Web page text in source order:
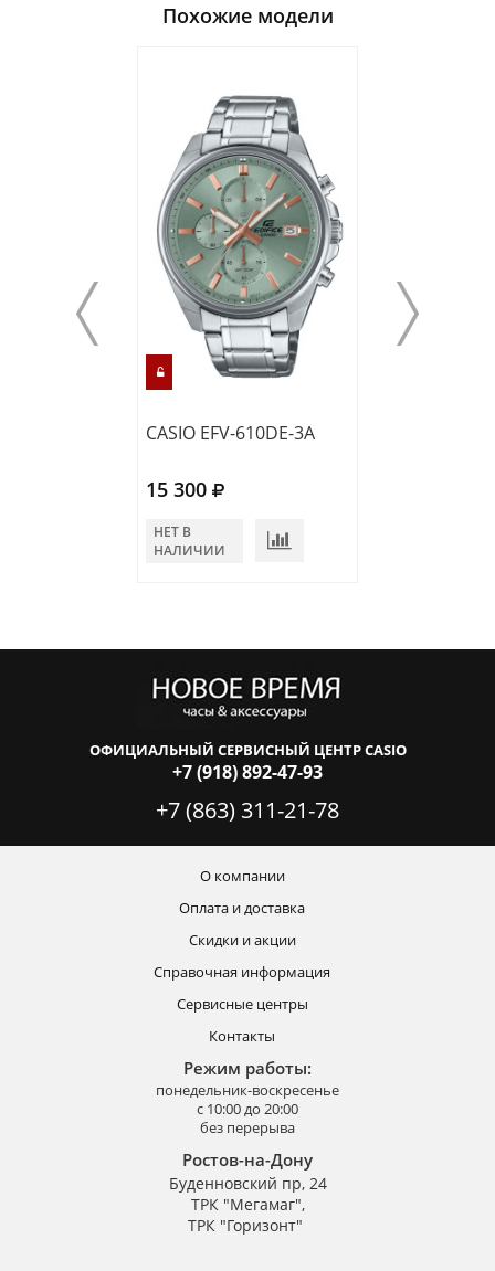
Похожие модели
CASIO EFV-610DE-3A
15 300
НЕТ В
НАЛИЧИИ
ОФИЦИАЛЬНЫЙ СЕРВИСНЫЙ ЦЕНТР CASIO
+7 (918) 892-47-93
+7 (863) 311-21-78
О компании
Оплата и доставка
Скидки и акции
Справочная информация
Сервисные центры
Контакты
Режим работы:
понедельник-воскресенье
с 10:00 до 20:00
без перерыва
Ростов-на-Дону
Буденновский пр, 24
ТРК "Мегамаг",
ТРК "Горизонт"